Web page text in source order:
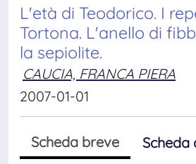
L'età di Teodorico. I
Tortona. L'anello di
la sepiolite.
CAUCIA, FRANCA PIERA
2007-01-01
Scheda breve
Scheda